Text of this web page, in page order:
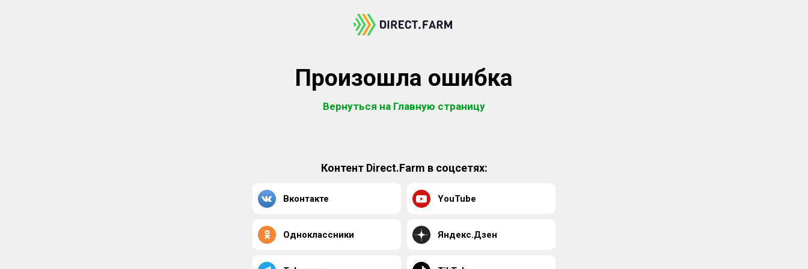
Произошла ошибка
Вернуться на Главную страницу
Контент Direct.Farm в соцсетях:
Вконтакте YouTube
Одноклассники Яндекс.Дзен